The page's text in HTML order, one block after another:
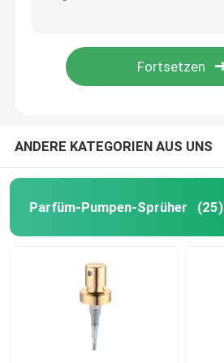
Lotions-Zufuhr-Pumpe
Nagellack-Entferner-Pumpe
luftlose Pumpflasche
ANDERE KATEGORIEN AUS UNS
Parfüm-Pumpen-Sprüher (25)